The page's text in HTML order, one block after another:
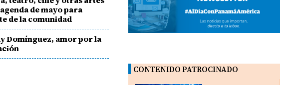
de mayo para
de la comunidad
Domínguez, amor por la
CONTENIDO PATROCINADO